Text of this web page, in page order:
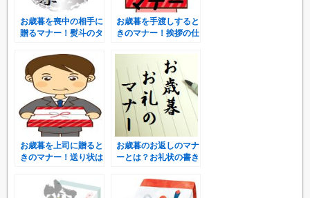
お歳暮を喪中の相手に
贈るマナー！熨斗のタ
は？
お歳暮を手渡しすると
きのマナー！挨拶の仕
の？
お歳暮を上司に贈ると
きのマナー！送り状は
お歳暮のお返しのマナ
ーとは？お礼状の書き